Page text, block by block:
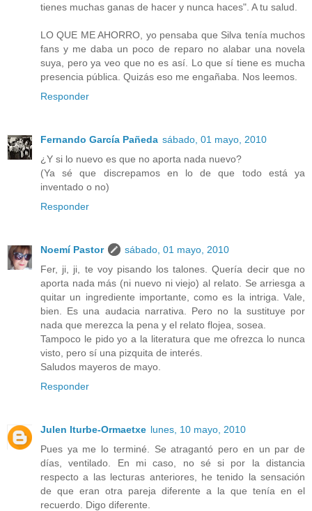
tienes muchas ganas de hacer y nunca haces". A tu salud.
LO QUE ME AHORRO, yo pensaba que Silva tenía muchos
fans y me daba un poco de reparo no alabar una novela
suya, pero ya veo que no es así. Lo que sí tiene es mucha
presencia pública. Quizás eso me engañaba. Nos leemos.
Responder
Fernando García Pañeda sábado, 01 mayo, 2010
¿Y si lo nuevo es que no aporta nada nuevo?
(Ya sé que discrepamos en lo de que todo está ya
inventado o no)
Responder
Noemí Pastor
sábado, 01 mayo, 2010
Fer, ji, ji, te voy pisando los talones. Quería decir que no
aporta nada más (ni nuevo ni viejo) al relato. Se arriesga a
quitar un ingrediente importante, como es la intriga. Vale,
bien. Es una audacia narrativa. Pero no la sustituye por
nada que merezca la pena y el relato flojea, sosea.
Tampoco le pido yo a la literatura que me ofrezca lo nunca
visto, pero sí una pizquita de interés.
Saludos mayeros de mayo.
Responder
Julen Iturbe-Ormaetxe lunes, 10 mayo, 2010
Pues ya me lo terminé. Se atragantó pero en un par de
días, ventilado. En mi caso, no sé si por la distancia
respecto a las lecturas anteriores, he tenido la sensación
de que eran otra pareja diferente a la que tenía en el
recuerdo. Digo diferente.